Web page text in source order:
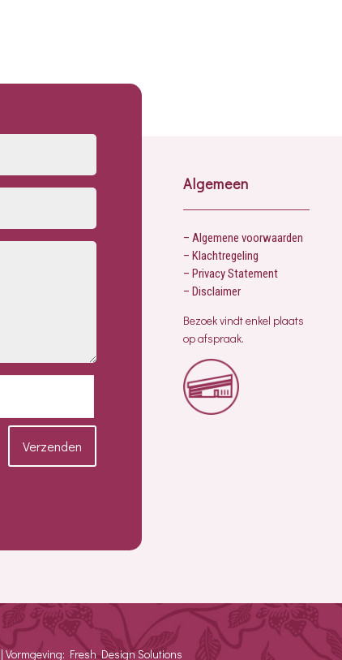
Verzenden
Algemeen
– Algemene voorwaarden
– Klachtregeling
– Privacy Statement
– Disclaimer
Bezoek vindt enkel plaats
op afspraak.
Fresh Design Solutions